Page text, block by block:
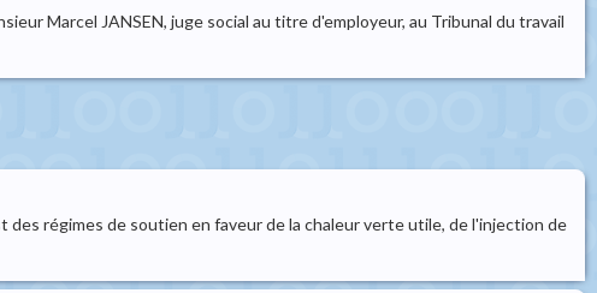
Marcel JANSEN, juge social au titre d'employeur, au Tribunal du travail
régimes de soutien en faveur de la chaleur verte utile, de l'injection de